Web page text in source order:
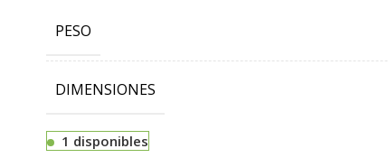
PESO
DIMENSIONES
1 disponibles